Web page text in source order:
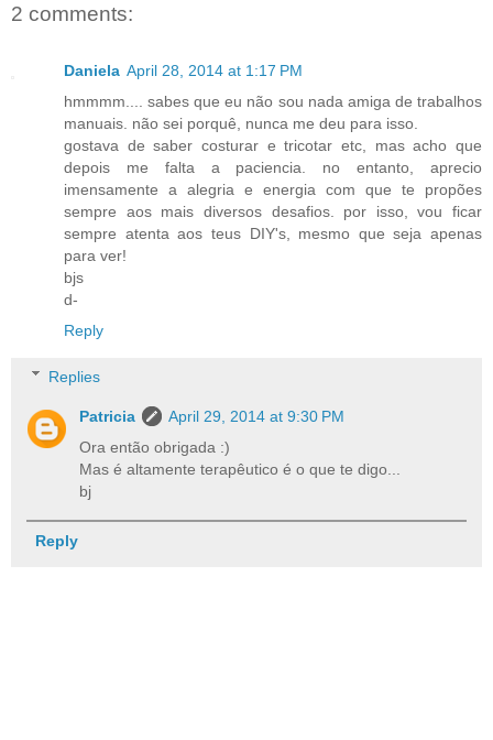
2 comments:
Daniela April 28, 2014 at 1:17 PM
hmmmm.... sabes que eu não sou nada amiga de trabalhos
manuais. não sei porquê, nunca me deu para isso.
gostava de saber costurar e tricotar etc, mas acho que
depois me falta a paciencia. no entanto, aprecio
imensamente a alegria e energia com que te propões
sempre aos mais diversos desafios. por isso, vou ficar
sempre atenta aos teus DIY's, mesmo que seja apenas
para ver!
bjs
d-
Reply
Replies
Patricia
April 29, 2014 at 9:30 PM
Ora então obrigada :)
Mas é altamente terapêutico é o que te digo...
bj
Reply